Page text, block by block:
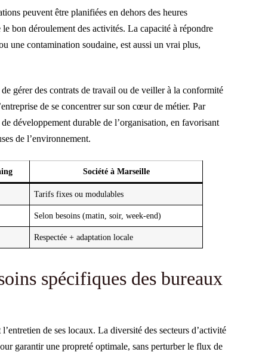
peuvent être planifiées en dehors des heures
bon déroulement des activités. La capacité à répondre
une contamination soudaine, est aussi un vrai plus,
gérer des contrats de travail ou de veiller à la conformité
de se concentrer sur son cœur de métier. Par
développement durable de l’organisation, en favorisant
de l’environnement.
Société à Marseille
Tarifs fixes ou modulables
Selon besoins (matin, soir, week-end)
Respectée + adaptation locale
spécifiques des bureaux
de ses locaux. La diversité des secteurs d’activité
garantir une propreté optimale, sans perturber le flux de